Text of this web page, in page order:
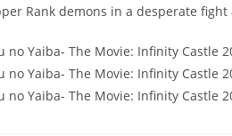
Rank demons in a desperate
no Yaiba- The Movie: Infinity Castle
no Yaiba- The Movie: Infinity Castle
no Yaiba- The Movie: Infinity Castle